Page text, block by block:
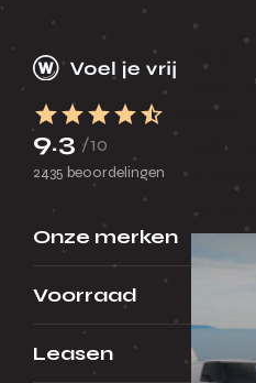
9.3 /10
2435 beoordelingen
Onze merken
Voorraad
Leasen